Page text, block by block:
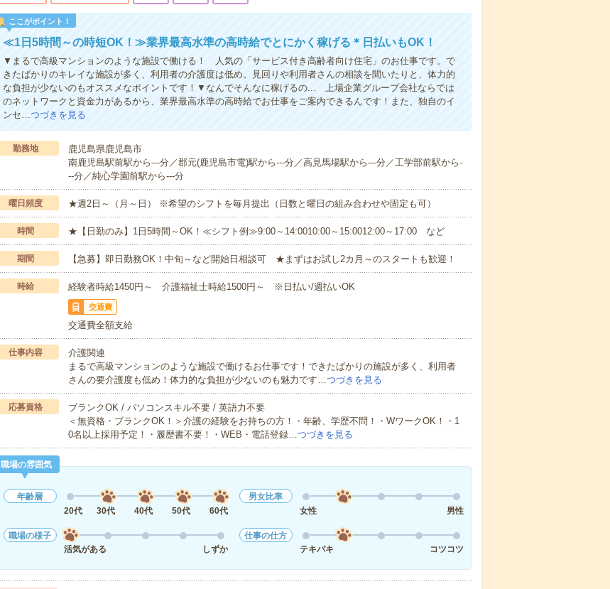
ここがポイント！
≪1日5時間～の時短OK！≫業界最高水準の高時給でとにかく稼げる＊日払いもOK！
▼まるで高級マンションのような施設で働ける！ 人気の「サービス付き高齢者向け住宅」のお仕事です。で
きたばかりのキレイな施設が多く、利用者の介護度は低め。見回りや利用者さんの相談を聞いたりと、体力的
な負担が少ないのもオススメなポイントです！▼なんでそんなに稼げるの... 上場企業グループ会社ならでは
のネットワークと資金力があるから、業界最高水準の高時給でお仕事をご案内できるんです！また、独自のイ
ンセ…つづきを見る
勤務地
鹿児島県鹿児島市
南鹿児島駅前駅から---分／郡元(鹿児島市電)駅から---分／高見馬場駅から---分／工学部前駅から-
--分／純心学園前駅から---分
曜日頻度 ★週2日～（月～日） ※希望のシフトを毎月提出（日数と曜日の組み合わせや固定も可）
時間 ★【日勤のみ】1日5時間～OK！≪シフト例≫9:00～14:0010:00～15:0012:00～17:00 など
期間 【急募】即日勤務OK！中旬～など開始日相談可 ★まずはお試し2カ月～のスタートも歓迎！
時給 経験者時給1450円～ 介護福祉士時給1500円～ ※日払い/週払いOK
交通費
交通費全額支給
仕事内容
介護関連
まるで高級マンションのような施設で働けるお仕事です！できたばかりの施設が多く、利用者
さんの要介護度も低め！体力的な負担が少ないのも魅力です…つづきを見る
応募資格
ブランクOK / パソコンスキル不要 / 英語力不要
＜無資格・ブランクOK！＞介護の経験をお持ちの方！・年齢、学歴不問！・WワークOK！・1
0名以上採用予定！・履歴書不要！・WEB・電話登録…つづきを見る
職場の雰囲気
年齢層
20代
30代 40代 50代 60代
男女比率
女性
男性
職場の様子
活気がある
しずか
仕事の仕方
テキパキ
コツコツ